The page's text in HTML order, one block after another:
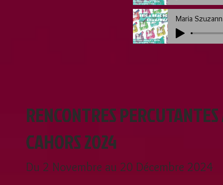
Maria
RENCONTRES
CAHORS 2024
Du 2 Novembre au 20 Décembre 2024